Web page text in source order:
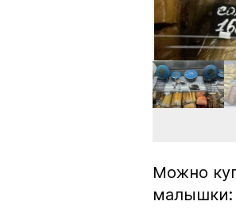
Можно
малышки: